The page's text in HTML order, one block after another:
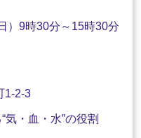
）9時30分～ 15時30分
1-2-3
気・血・水”の役割